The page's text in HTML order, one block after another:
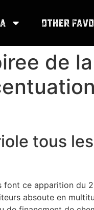
Other
de
tous
font ce apparition du
absoute en